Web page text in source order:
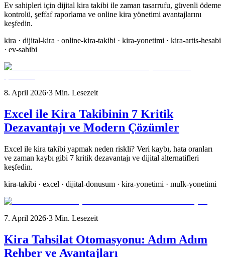
Ev sahipleri için dijital kira takibi ile zaman tasarrufu, güvenli ödeme
kontrolü, şeffaf raporlama ve online kira yönetimi avantajlarını
keşfedin.
kira · dijital-kira · online-kira-takibi · kira-yonetimi · kira-artis-hesabi
· ev-sahibi
8. April 2026·3 Min. Lesezeit
Excel ile Kira Takibinin 7 Kritik
Dezavantajı ve Modern Çözümler
Excel ile kira takibi yapmak neden riskli? Veri kaybı, hata oranları
ve zaman kaybı gibi 7 kritik dezavantajı ve dijital alternatifleri
keşfedin.
kira-takibi · excel · dijital-donusum · kira-yonetimi · mulk-yonetimi
7. April 2026·3 Min. Lesezeit
Kira Tahsilat Otomasyonu: Adım Adım
Rehber ve Avantajları